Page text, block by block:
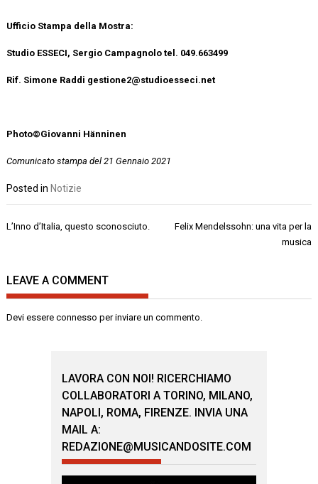
Ufficio Stampa della Mostra:
Studio ESSECI, Sergio Campagnolo tel. 049.663499
Rif. Simone Raddi gestione2@studioesseci.net
Photo©Giovanni Hänninen
Comunicato stampa del 21 Gennaio 2021
Posted in Notizie
Navigazione
L’Inno d’Italia, questo sconosciuto.
Felix Mendelssohn: una vita per la
musica
LEAVE A COMMENT
Devi essereconnesso per inviare un commento.
LAVORA CON NOI! RICERCHIAMO
COLLABORATORI A TORINO, MILANO,
NAPOLI, ROMA, FIRENZE. INVIA UNA
MAIL A:
REDAZIONE@MUSICANDOSITE.COM